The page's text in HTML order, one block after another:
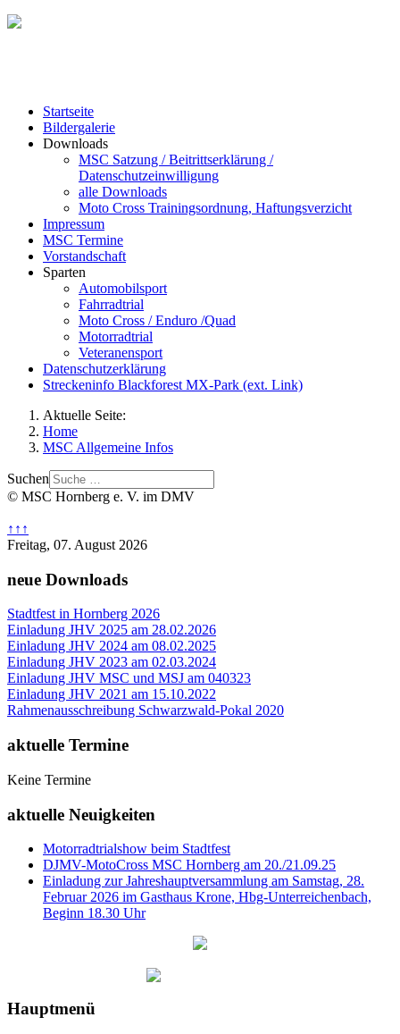
Startseite
Bildergalerie
Downloads
MSC Satzung / Beitrittserklärung /
Datenschutzeinwilligung
alle Downloads
Moto Cross Trainingsordnung, Haftungsverzicht
Impressum
MSC Termine
Vorstandschaft
Sparten
Automobilsport
Fahrradtrial
Moto Cross / Enduro /Quad
Motorradtrial
Veteranensport
Datenschutzerklärung
Streckeninfo Blackforest MX-Park (ext. Link)
Aktuelle Seite:
Home
MSC Allgemeine Infos
Suchen
© MSC Hornberg e. V. im DMV
↑↑↑
Freitag, 07. August 2026
neue Downloads
Stadtfest in Hornberg 2026
Einladung JHV 2025 am 28.02.2026
Einladung JHV 2024 am 08.02.2025
Einladung JHV 2023 am 02.03.2024
Einladung JHV MSC und MSJ am 040323
Einladung JHV 2021 am 15.10.2022
Rahmenausschreibung Schwarzwald-Pokal 2020
aktuelle Termine
Keine Termine
aktuelle Neuigkeiten
Motorradtrialshow beim Stadtfest
DJMV-MotoCross MSC Hornberg am 20./21.09.25
Einladung zur Jahreshauptversammlung am Samstag, 28.
Februar 2026 im Gasthaus Krone, Hbg-Unterreichenbach,
Beginn 18.30 Uhr
Hauptmenü